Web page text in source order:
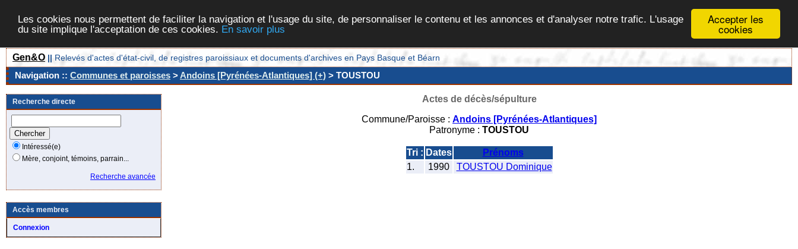
Accepter les
cookies
Les cookies nous permettent de faciliter la navigation et l'usage du site, de personnaliser le contenu et les annonces et d'analyser notre trafic. L'usage
du site implique l'acceptation de ces cookies. En savoir plus
Gen&O || Relevés d'actes d'état-civil, de registres paroissiaux et documents d'archives en Pays Basque et Béarn
Navigation :: Communes et paroisses >Andoins [Pyrénées-Atlantiques] (+) > TOUSTOU
Recherche directe
Intéressé(e)
Mère, conjoint, témoins, parrain...
Recherche avancée
Accès membres
Connexion
Actes de décès/sépulture
Commune/Paroisse : Andoins [Pyrénées-Atlantiques]
Patronyme : TOUSTOU
Tri : Dates
Prénoms
1.
1990 TOUSTOU Dominique